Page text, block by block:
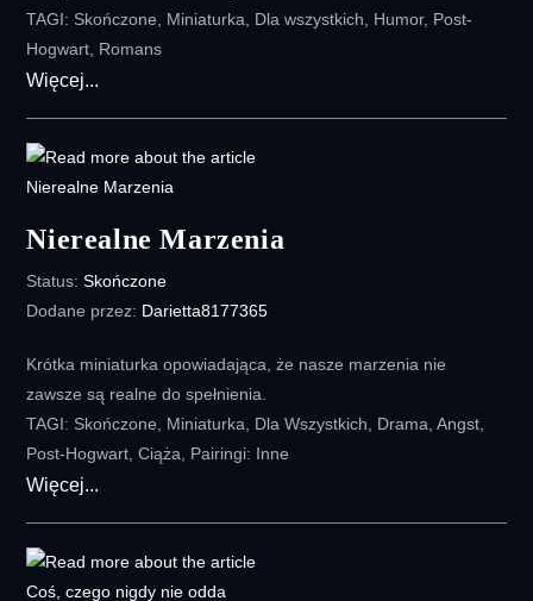
TAGI: Skończone, Miniaturka, Dla wszystkich, Humor, Post-
Hogwart, Romans
Więcej...
rękę
Nierealne Marzenia
Status:Skończone
Dodane przez: Darietta8177365
Krótka miniaturka opowiadająca, że nasze marzenia nie
zawsze są realne do spełnienia.
TAGI: Skończone, Miniaturka, Dla Wszystkich, Drama, Angst,
Post-Hogwart, Ciąża, Pairingi: Inne
Więcej...